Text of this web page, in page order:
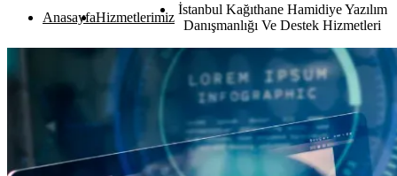
AnasayfaHizmetlerimiz
İstanbul Kağıthane Hamidiye Yazılım
Danışmanlığı Ve Destek Hizmetleri